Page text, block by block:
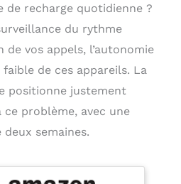
de recharge quotidienne ?
du rythme
vos appels, l’autonomie
de ces appareils. La
positionne justement
problème, avec une
semaines.